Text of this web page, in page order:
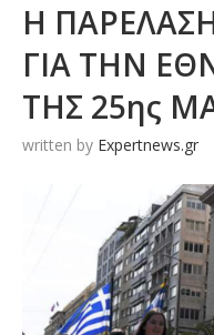
Η
ΓΙΑ ΤΗΝ
ΤΗΣ 25ης
written by Expertnews.gr